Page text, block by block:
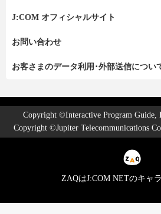
J:COM オフィシャルサイト
お問い合わせ
お客さまのデータ利用･外部送信につい
Copyright ©Interactive Program Guide,
Copyright ©Jupiter Telecommunications
ZAQはJ:COM NETのキャ